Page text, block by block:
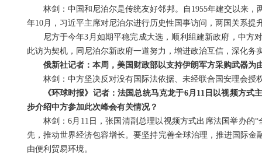
林剑：中国和尼泊尔是传统友好邻邦。自1955年建交以来
年10月，习近平主席对尼泊尔进行历史性国事访问，两国关系
尼方于今年3月如期平稳完成大选，顺利组建新政府，中方
此访为契机，同尼泊尔新政府一道努力，增进政治互信，深化
俄新社记者：本周，美国财政部以支持伊朗军方采购武器
林剑：中方坚决反对没有国际法依据、未经联合国安理会
《环球时报》记者：法国总统马克龙于6月11日以视频方
步介绍中方参加此次峰会有关情况？
林剑：6月11日，张国清副总理以视频方式出席法国举办的
先，推动世界经济包容增长。要坚持完善全球治理，推进国际
由便利贸易环境。